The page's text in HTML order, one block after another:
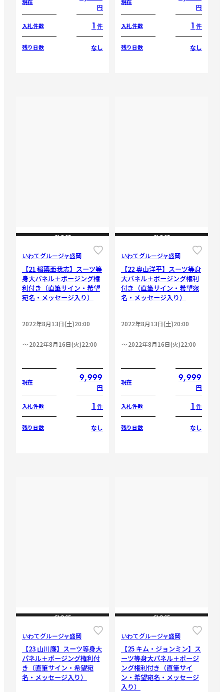
現在
円
入札件数 1 件
残り日数 なし
現在
円
入札件数 1 件
残り日数 なし
CLOSE
いわてグルージャ盛岡
【21 稲葉亜我志】スーツ等
身大パネル＋ポージング権
利付き（直筆サイン・希望
宛名・メッセージ入り）
2022年8月13日(土)20:00
2022年8月16日(火)22:00
現在 9,999
円
入札件数 1 件
残り日数 なし
CLOSE
いわてグルージャ盛岡
【22 奥山洋平】スーツ等身
大パネル＋ポージング権利
付き（直筆サイン・希望宛
名・メッセージ入り）
2022年8月13日(土)20:00
2022年8月16日(火)22:00
現在 9,999
円
入札件数 1 件
残り日数 なし
CLOSE
いわてグルージャ盛岡
【23 山川廉】スーツ等身大
パネル＋ポージング権利付
き（直筆サイン・希望宛
名・メッセージ入り）
CLOSE
いわてグルージャ盛岡
【25 キム・ジョンミン】ス
ーツ等身大パネル＋ポージ
ング権利付き（直筆サイ
ン・希望宛名・メッセージ
入り）